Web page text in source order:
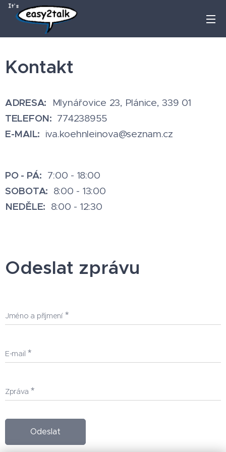
Kontakt
ADRESA: Mlynářovice 23, Plánice, 339 01
TELEFON: 774238955
E-MAIL: iva.koehnleinova@seznam.cz
PO - PÁ: 7:00 - 18:00
SOBOTA: 8:00 - 13:00
NEDĚLE: 8:00 - 12:30
Odeslat zprávu
Jméno a příjmení
E-mail
Zpráva
Odeslat